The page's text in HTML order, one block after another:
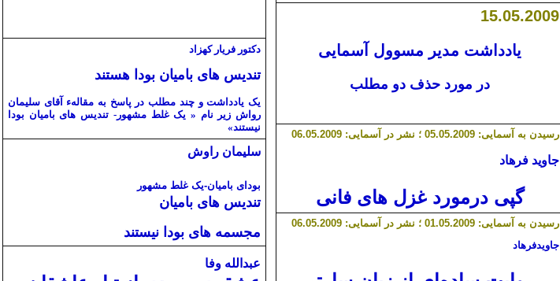
دکتور فریار کهزاد
تندیس های بامیان بودا هستند
یک یادداشت و چند مطلب در پاسخ به مقالهء آقای سلیمان
رواش زیر نام « یک غلط مشهور- تندیس های بامیان بودا
نیستند»
سلیمان راوش
بودای بامیان-یک غلط مشهور
تندیس های بامیان
مجسمه های بودا نیستند
عبدالله وفا
15.05.2009
یادداشت مدیر مسوول آسمایی
در مورد حذف دو مطلب
رسیدن به آسمایی: 05.05.2009 ؛ نشر در آسمایی: 06.05.2009
جاوید فرهاد
گپی درمورد غزل های فانی
رسیدن به آسمایی: 01.05.2009 ؛ نشر در آسمایی: 06.05.2009
جاویدفرهاد